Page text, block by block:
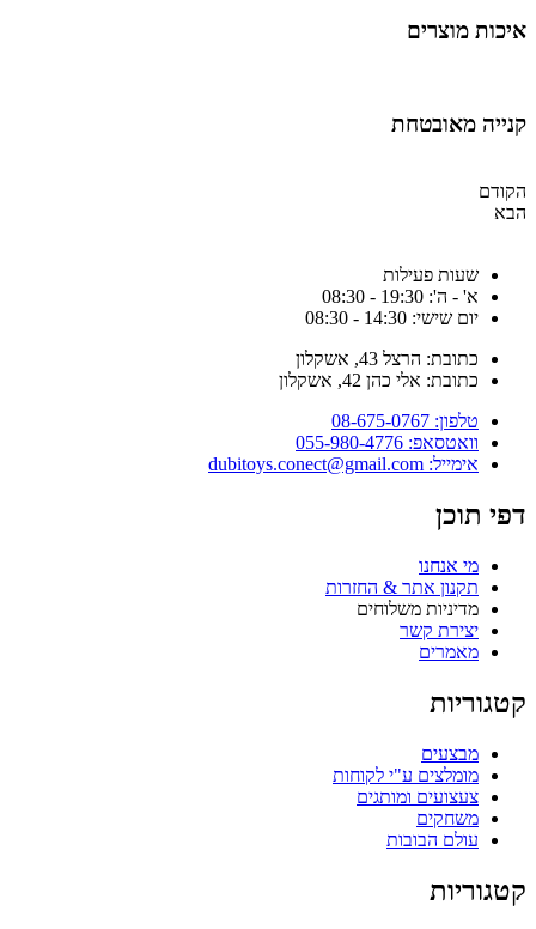
מוצרים
מאובטחת
שעות פעילות
א' - ה': 19:30 - 08:30
יום שישי: 14:30 - 08:30
כתובת: הרצל 43, אשקלון
כתובת: אלי כהן 42, אשקלון
טלפון: 08-675-0767
וואטסאפ: 055-980-4776
אימייל: dubitoys.conect@gmail.com
תוכן
מי אנחנו
תקנון אתר & החזרות
מדיניות משלוחים
יצירת קשר
מאמרים
מבצעים
מומלצים ע"י לקוחות
צעצועים ומותגים
משחקים
עולם הבובות